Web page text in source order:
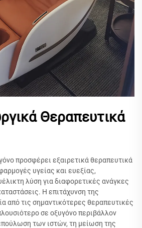
Θεραπευτικά
προσφέρει εξαιρετικά θεραπευτικά
υγείας και ευεξίας,
λύση για διαφορετικές ανάγκες
Η επιτάχυνση της
από τις σημαντικότερες θεραπευτικές
σε οξυγόνο περιβάλλον
των ιστών, τη μείωση της